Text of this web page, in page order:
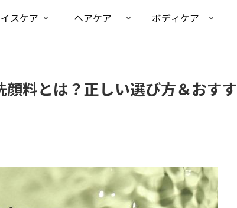
スケア ヘアケア ボディケア
料とは？正しい選び方＆おすす